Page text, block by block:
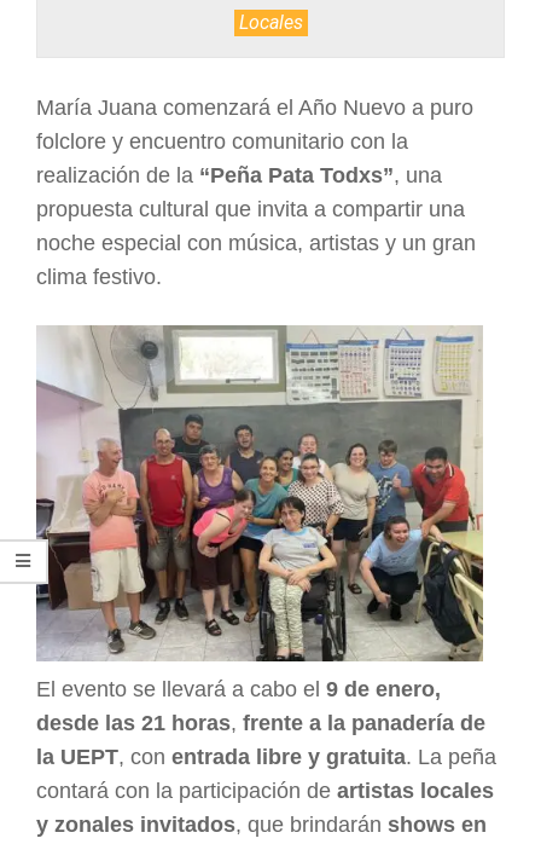
Locales
María Juana comenzará el Año Nuevo a puro
folclore y encuentro comunitario con la
realización de la “Peña Pata Todxs”, una
propuesta cultural que invita a compartir una
noche especial con música, artistas y un gran
clima festivo.
El evento se llevará a cabo el 9 de enero,
desde las 21 horas, frente a la panadería de
la UEPT, con entrada libre y gratuita. La peña
contará con la participación de artistas locales
y zonales invitados, que brindarán shows en